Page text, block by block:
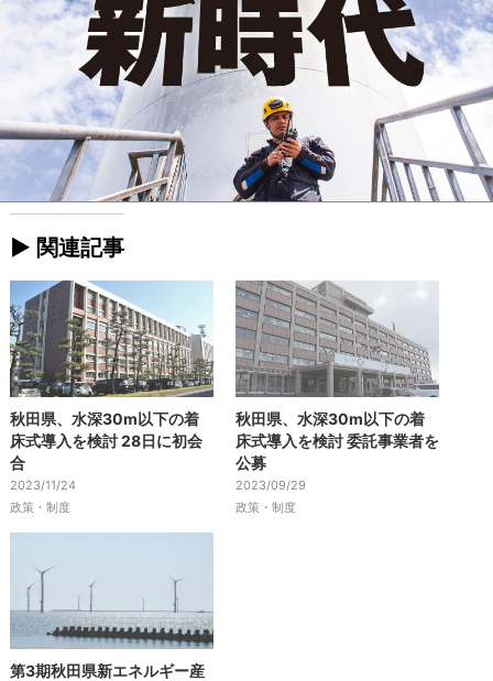
► 関連記事
秋田県、水深30m以下の着
床式導入を検討 28日に初会
合
2023/11/24
政策・制度
秋田県、水深30m以下の着
床式導入を検討 委託事業者を
公募
2023/09/29
政策・制度
第3期秋田県新エネルギー産